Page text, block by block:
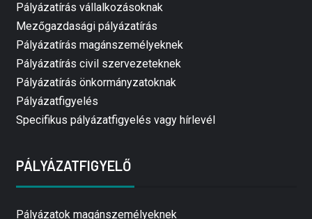
Pályázatírás vállalkozásoknak
Mezőgazdasági pályázatírás
Pályázatírás magánszemélyeknek
Pályázatírás civil szervezeteknek
Pályázatírás önkormányzatoknak
Pályázatfigyelés
Specifikus pályázatfigyelés vagy hírlevél
PÁLYÁZATFIGYELŐ
Pályázatok magánszemélyeknek